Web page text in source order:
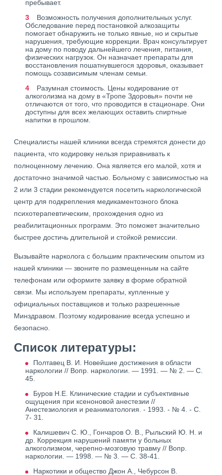
пребывает.
Возможность получения дополнительных услуг.
Обследование перед постановкой алкозащиты
помогает обнаружить не только явные, но и скрытые
нарушения, требующие коррекции. Врач консультирует
на дому по поводу дальнейшего лечения, питания,
физических нагрузок. Он назначает препараты для
восстановления пошатнувшегося здоровья, оказывает
помощь созависимым членам семьи.
Разумная стоимость. Цены кодирование от
алкоголизма на дому в «Тропе Здоровья» почти не
отличаются от того, что проводится в стационаре. Они
доступны для всех желающих оставить спиртные
напитки в прошлом.
Специалисты нашей клиники всегда стремятся донести до
пациента, что кодировку нельзя приравнивать к
полноценному лечению. Она является его малой, хотя и
достаточно значимой частью. Больному с зависимостью на
2 или 3 стадии рекомендуется посетить наркологической
центр для подкрепления медикаментозного блока
психотерапевтическим, прохождения одно из
реабилитационных программ. Это поможет значительно
быстрее достичь длительной и стойкой ремиссии.
Вызывайте нарколога с большим практическим опытом из
нашей клиники — звоните по размещенным на сайте
телефонам или оформите заявку в форме обратной
связи. Мы используем препараты, купленные у
официальных поставщиков и только разрешенные
Минздравом. Поэтому кодирование всегда успешно и
безопасно.
Список литературы:
Полтавец В. И. Новейшие достижения в области
наркологии // Вопр. наркологии. — 1991. — № 2. — С.
45.
Буров Н.Е. Клинические стадии и субъективные
ощущения при ксеноновой анестезии //
Анестезиология и реаниматология. - 1993. - № 4. - С.
7- 31.
Калишевич С. Ю., Гончаров О. В., Рыльский Ю. Н. и
др. Коррекция нарушений памяти у больных
алкоголизмом, черепно-мозговую травму // Вопр.
наркологии. — 1998. — № 3. — С. 38-41.
Наркотики и общество Джон А., Чебурсон В.